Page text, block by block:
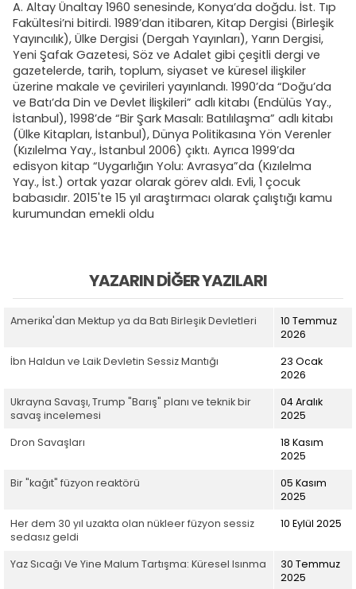
A. Altay Ünaltay 1960 senesinde, Konya’da doğdu. İst. Tıp
Fakültesi’ni bitirdi. 1989’dan itibaren, Kitap Dergisi (Birleşik
Yayıncılık), Ülke Dergisi (Dergah Yayınları), Yarın Dergisi,
Yeni Şafak Gazetesi, Söz ve Adalet gibi çeşitli dergi ve
gazetelerde, tarih, toplum, siyaset ve küresel ilişkiler
üzerine makale ve çevirileri yayınlandı. 1990’da “Doğu’da
ve Batı’da Din ve Devlet İlişkileri” adlı kitabı (Endülüs Yay.,
İstanbul), 1998’de “Bir Şark Masalı: Batılılaşma” adlı kitabı
(Ülke Kitapları, İstanbul), Dünya Politikasına Yön Verenler
(Kızılelma Yay., İstanbul 2006) çıktı. Ayrıca 1999’da
edisyon kitap “Uygarlığın Yolu: Avrasya”da (Kızılelma
Yay., İst.) ortak yazar olarak görev aldı. Evli, 1 çocuk
babasıdır. 2015'te 15 yıl araştırmacı olarak çalıştığı kamu
kurumundan emekli oldu
YAZARIN DIĞER YAZILARI
Amerika'dan Mektup ya da Batı Birleşik Devletleri
10 Temmuz
2026
İbn Haldun ve Laik Devletin Sessiz Mantığı
23 Ocak
2026
Ukrayna Savaşı, Trump "Barış" planı ve teknik bir
savaş incelemesi
04 Aralık
2025
Dron Savaşları
18 Kasım
2025
Bir "kağıt" füzyon reaktörü
05 Kasım
2025
Her dem 30 yıl uzakta olan nükleer füzyon sessiz
sedasız geldi
10 Eylül 2025
Yaz Sıcağı Ve Yine Malum Tartışma: Küresel Isınma
30 Temmuz
2025